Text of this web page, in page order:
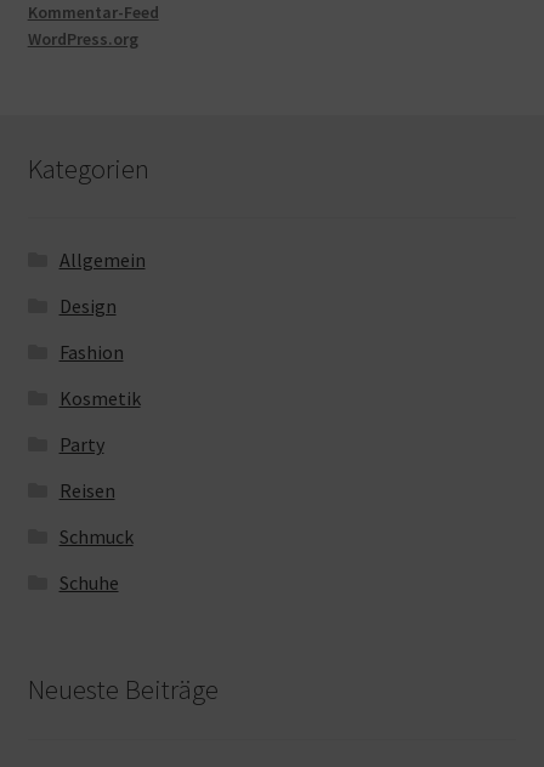
Kommentar-Feed
WordPress.org
Kategorien
Allgemein
Design
Fashion
Kosmetik
Party
Reisen
Schmuck
Schuhe
Neueste Beiträge